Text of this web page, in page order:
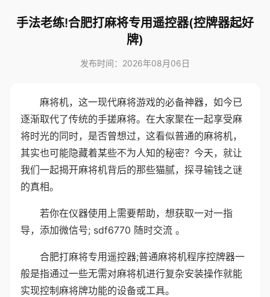
手法老练!合肥打麻将专用遥控器(控牌器起好
牌)
发布时间：2026年08月06日
麻将机，这一现代麻将游戏的必备神器，如今已
逐渐取代了传统的手搓麻将。在大家聚在一起享受麻
将时光的同时，是否曾想过，这看似普通的麻将机，
其实也可能隐藏着某些不为人知的秘密？今天，就让
我们一起揭开麻将机背后的那些猫腻，探寻输钱之谜
的真相。
若你在仪器使用上需要帮助，想获取一对一指
导，添加微信号; sdf6770 随时交流 。
合肥打麻将专用遥控器;普通麻将机程序控牌器一
般是指通过一些无需对麻将机进行复杂安装操作就能
实现控制麻将牌功能的设备或工具。